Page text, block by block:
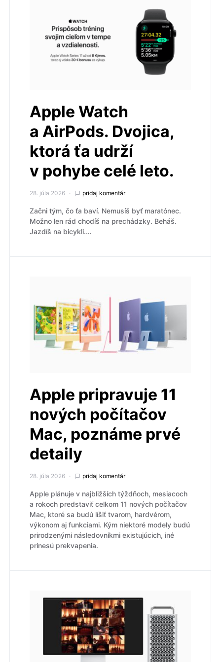
Apple Watch
a AirPods. Dvojica,
ktorá ťa udrží
v pohybe celé leto.
28. júla 2026 pridaj komentár
Začni tým, čo ťa baví. Nemusíš byť maratónec.
Možno len rád chodíš na prechádzky. Beháš.
Jazdíš na bicykli.…
Apple pripravuje 11
nových počítačov
Mac, poznáme prvé
detaily
28. júla 2026 pridaj komentár
Apple plánuje v najbližších týždňoch, mesiacoch
a rokoch predstaviť celkom 11 nových počítačov
Mac, ktoré sa budú líšiť tvarom, hardvérom,
výkonom aj funkciami. Kým niektoré modely budú
prirodzenými následovníkmi existujúcich, iné
prinesú prekvapenia.